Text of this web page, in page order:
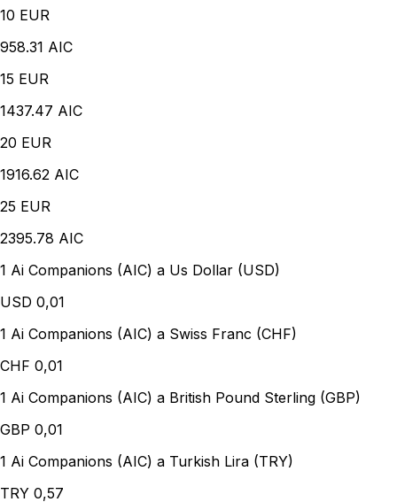
10 EUR
958.31 AIC
15 EUR
1437.47 AIC
20 EUR
1916.62 AIC
25 EUR
2395.78 AIC
1 Ai Companions (AIC) a Us Dollar (USD)
USD 0,01
1 Ai Companions (AIC) a Swiss Franc (CHF)
CHF 0,01
1 Ai Companions (AIC) a British Pound Sterling (GBP)
GBP 0,01
1 Ai Companions (AIC) a Turkish Lira (TRY)
TRY 0,57